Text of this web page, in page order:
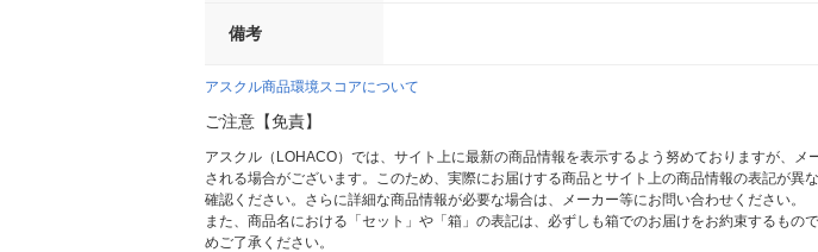
備考
アスクル商品環境スコアについて
ご注意【免責】
アスクル（LOHACO）では、サイト上に最新の商品情報を表示するよう努めておりますが、
される場合がございます。このため、実際にお届けする商品とサイト上の商品情報の表記が
確認ください。さらに詳細な商品情報が必要な場合は、メーカー等にお問い合わせください。
また、商品名における「セット」や「箱」の表記は、必ずしも箱でのお届けをお約束するも
めご了承ください。